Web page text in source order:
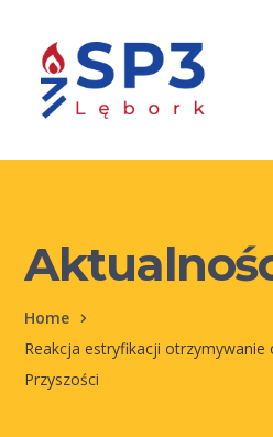
Home
Reakcja estryfikacji
Przyszości